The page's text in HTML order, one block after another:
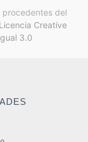
del
Licencia Creative
3.0